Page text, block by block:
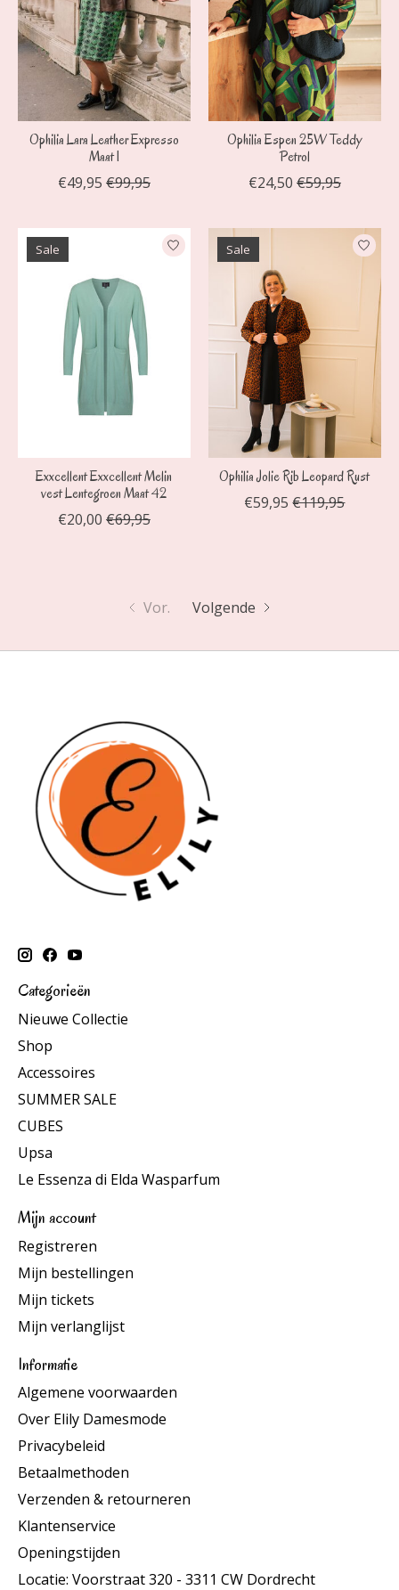
Ophilia Lara Leather Expresso
Maat 1
€49,95 €99,95
Ophilia Espen 25W Teddy
Petrol
€24,50 €59,95
Sale
Exxcellent Exxcellent Melin
vest Lentegroen Maat 42
€20,00 €69,95
Sale
Ophilia Jolie Rib Leopard Rust
€59,95 €119,95
Vor. Volgende
Categorieën
Nieuwe Collectie
Shop
Accessoires
SUMMER SALE
CUBES
Upsa
Le Essenza di Elda Wasparfum
Mijn account
Registreren
Mijn bestellingen
Mijn tickets
Mijn verlanglijst
Informatie
Algemene voorwaarden
Over Elily Damesmode
Privacybeleid
Betaalmethoden
Verzenden & retourneren
Klantenservice
Openingstijden
Locatie: Voorstraat 320 - 3311 CW Dordrecht